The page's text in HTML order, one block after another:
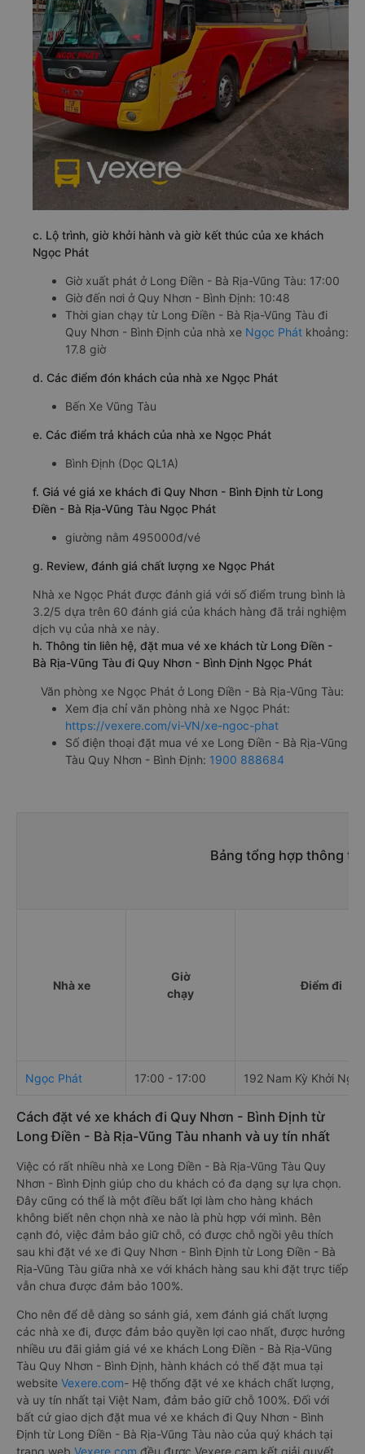
c. Lộ trình, giờ khởi hành và giờ kết thúc của xe khách
Ngọc Phát
Giờ xuất phát ở Long Điền - Bà Rịa-Vũng Tàu: 17:00
Giờ đến nơi ở Quy Nhơn - Bình Định: 10:48
Thời gian chạy từ Long Điền - Bà Rịa-Vũng Tàu đi
Quy Nhơn - Bình Định của nhà xe Ngọc Phát khoảng:
17.8 giờ
d. Các điểm đón khách của nhà xe Ngọc Phát
Bến Xe Vũng Tàu
e. Các điểm trả khách của nhà xe Ngọc Phát
Bình Định (Dọc QL1A)
f. Giá vé giá xe khách đi Quy Nhơn - Bình Định từ Long
Điền - Bà Rịa-Vũng Tàu Ngọc Phát
giường nằm 495000đ/vé
g. Review, đánh giá chất lượng xe Ngọc Phát
Nhà xe Ngọc Phát được đánh giá với số điểm trung bình là
3.2/5 dựa trên 60 đánh giá của khách hàng đã trải nghiệm
dịch vụ của nhà xe này.
h. Thông tin liên hệ, đặt mua vé xe khách từ Long Điền -
Bà Rịa-Vũng Tàu đi Quy Nhơn - Bình Định Ngọc Phát
Văn phòng xe Ngọc Phát ở Long Điền - Bà Rịa-Vũng Tàu:
Xem địa chỉ văn phòng nhà xe Ngọc Phát:
https://vexere.com/vi-VN/xe-ngoc-phat
Số điện thoại đặt mua vé xe Long Điền - Bà Rịa-Vũng
Tàu Quy Nhơn - Bình Định: 1900 888684
Bảng tổng hợp thông
Nhà xe
Giờ
chạy
Điểm đi
Ngọc Phát 17:00 - 17:00 192 Nam Kỳ Khởi
Cách đặt vé xe khách đi Quy Nhơn - Bình Định từ
Long Điền - Bà Rịa-Vũng Tàu nhanh và uy tín nhất
Việc có rất nhiều nhà xe Long Điền - Bà Rịa-Vũng Tàu Quy
Nhơn - Bình Định giúp cho du khách có đa dạng sự lựa chọn.
Đây cũng có thể là một điều bất lợi làm cho hàng khách
không biết nên chọn nhà xe nào là phù hợp với mình. Bên
cạnh đó, việc đảm bảo giữ chỗ, có được chỗ ngồi yêu thích
sau khi đặt vé xe đi Quy Nhơn - Bình Định từ Long Điền - Bà
Rịa-Vũng Tàu giữa nhà xe với khách hàng sau khi đặt trực tiếp
vẫn chưa được đảm bảo 100%.
Cho nên để dễ dàng so sánh giá, xem đánh giá chất lượng
các nhà xe đi, được đảm bảo quyền lợi cao nhất, được hưởng
nhiều ưu đãi giảm giá vé xe khách Long Điền - Bà Rịa-Vũng
Tàu Quy Nhơn - Bình Định, hành khách có thể đặt mua tại
website Vexere.com- Hệ thống đặt vé xe khách chất lượng,
và uy tín nhất tại Việt Nam, đảm bảo giữ chỗ 100%. Đối với
bất cứ giao dịch đặt mua vé xe khách đi Quy Nhơn - Bình
Định từ Long Điền - Bà Rịa-Vũng Tàu nào của quý khách tại
trang web Vexere.com đều được Vexere cam kết giải quyết